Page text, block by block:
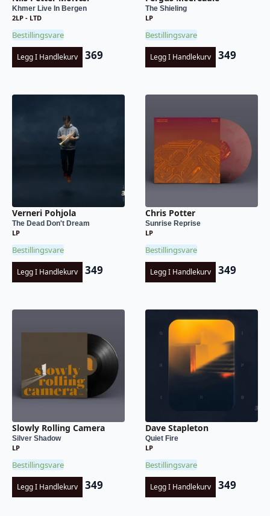
Khmer Live In Bergen
2LP - LTD
Bestillingsvare
Legg I Handlekurv 369
The Shieling
LP
Bestillingsvare
Legg I Handlekurv 349
Verneri Pohjola
The Dead Don't Dream
LP
Bestillingsvare
Legg I Handlekurv 349
Chris Potter
Sunrise Reprise
LP
Bestillingsvare
Legg I Handlekurv 349
Slowly Rolling Camera
Silver Shadow
LP
Bestillingsvare
Legg I Handlekurv 349
Dave Stapleton
Quiet Fire
LP
Bestillingsvare
Legg I Handlekurv 349